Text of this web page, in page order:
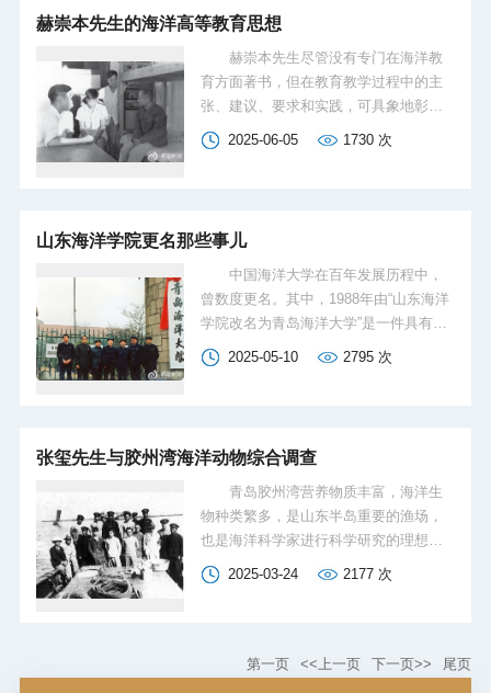
来，发展成为席卷全国的群众运动。在
地下党领导下，吴綪与学校爱国学生一
道，参加了轰轰烈烈的抗日救亡运动，
后来更是参加了中国共产党领导的抗日
游击队和八路军（后转为新四军），成
为根据地的女干部，在硝烟战火中淬炼
青春，将个人命运同国家民族的命运紧
赫崇本先生的海洋高等教育思想
赫崇本先生尽管没有专门在海洋教
育方面著书，但在教育教学过程中的主
张、建议、要求和实践，可具象地彰显
他对我国海洋高等教育事业的系统性思
考。现代高等教育理论专家潘懋元指
教育发展的观点。根据这一理解，赫崇
本先生的教育思想体现在微观上，概括
为他对我国海洋高等教育发展的系列观
点。
2025-06-05 1730次
山东海洋学院更名那些事儿
中国海洋大学在百年发展历程中，
曾数度更名。其中，1988年由“山东海洋
学院改名为青岛海洋大学”是一件具有里
程碑意义的大事。梳理那段校史，发现
里面有许多鲜为人知的往事值得被人们
2025-05-10 2795次
张玺先生与胶州湾海洋动物综合调查
青岛胶州湾营养物质丰富，海洋生
物种类繁多，是山东半岛重要的渔场，
也是海洋科学家进行科学研究的理想场
所。90年前，我国著名海洋生物学家、
学校兼任教授，时任国立北平研究院动
学科的海洋调查。这次海洋调查以其重
2025-03-24 2177次
第一页 <<上一页 下一页>> 尾页